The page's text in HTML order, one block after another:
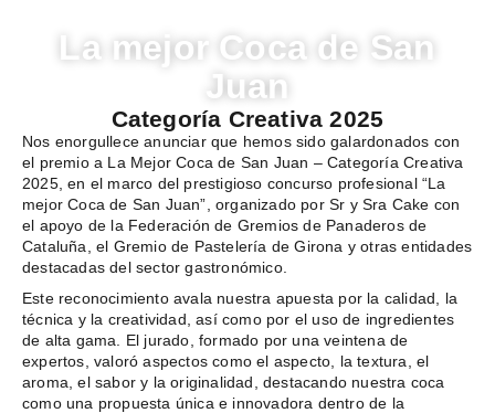
La mejor Coca de San
Juan
Categoría Creativa 2025
Nos enorgullece anunciar que hemos sido galardonados con
el premio a La Mejor Coca de San Juan – Categoría Creativa
2025, en el marco del prestigioso concurso profesional “La
mejor Coca de San Juan”, organizado por Sr y Sra Cake con
el apoyo de la Federación de Gremios de Panaderos de
Cataluña, el Gremio de Pastelería de Girona y otras entidades
destacadas del sector gastronómico.
Este reconocimiento avala nuestra apuesta por la calidad, la
técnica y la creatividad, así como por el uso de ingredientes
de alta gama. El jurado, formado por una veintena de
expertos, valoró aspectos como el aspecto, la textura, el
aroma, el sabor y la originalidad, destacando nuestra coca
como una propuesta única e innovadora dentro de la